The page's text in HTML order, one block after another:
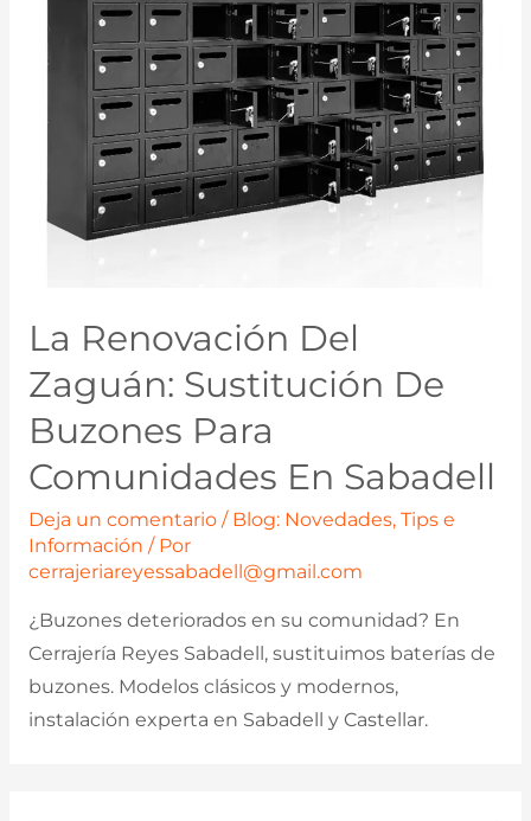
La Renovación Del
Zaguán: Sustitución De
Buzones Para
Comunidades En Sabadell
Deja un comentario / Blog: Novedades, Tips e
Información / Por
cerrajeriareyessabadell@gmail.com
¿Buzones deteriorados en su comunidad? En
Cerrajería Reyes Sabadell, sustituimos baterías de
buzones. Modelos clásicos y modernos,
instalación experta en Sabadell y Castellar.